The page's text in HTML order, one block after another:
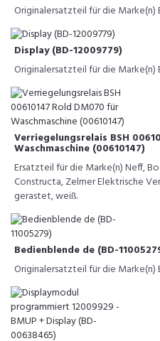
Originalersatzteil für die Marke(n)
Display (BD-12009779)
Originalersatzteil für die Marke(n)
Verriegelungsrelais BSH
Waschmaschine (00610147)
Ersatzteil für die Marke(n) Neff,
Constructa, Zelmer Elektrische
gerastet, weiß.
Bedienblende de (BD-
Originalersatzteil für die Marke(n)